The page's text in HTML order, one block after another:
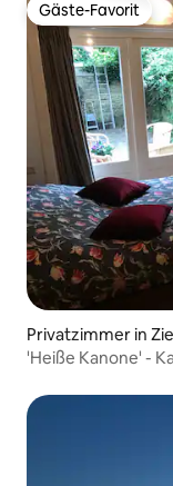
Gäste-Favorit
Gäste-Favorit
Privatzimmer in
'Heiße Kanone' -